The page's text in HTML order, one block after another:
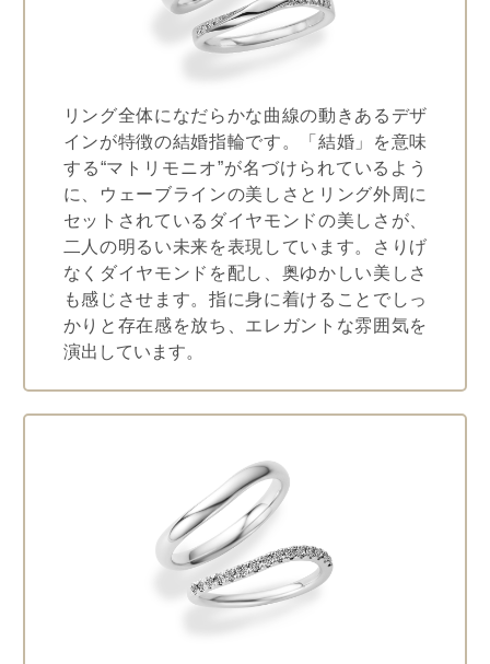
リング全体になだらかな曲線の動きあるデザ
インが特徴の結婚指輪です。「結婚」を意味
する“マトリモニオ”が名づけられているよう
に、ウェーブラインの美しさとリング外周に
セットされているダイヤモンドの美しさが、
二人の明るい未来を表現しています。さりげ
なくダイヤモンドを配し、奥ゆかしい美しさ
も感じさせます。指に身に着けることでしっ
かりと存在感を放ち、エレガントな雰囲気を
演出しています。